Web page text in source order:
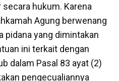
hukum. Karena
Agung berwenang
pidana yang dimintakan
ini terkait dengan
dalam Pasal 83 ayat (2)
pengecualiannya